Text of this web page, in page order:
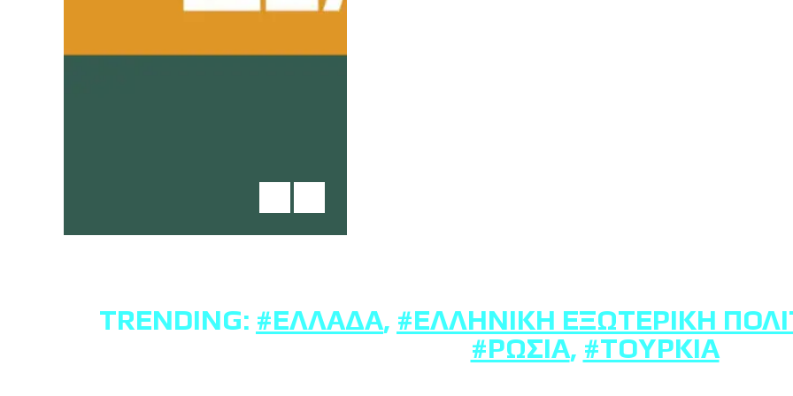
TRENDING: #ΕΛΛΆΔΑ, #ΕΛΛΗΝΙΚΉ ΕΞΩΤΕΡΙΚΉ
#ΡΩΣΊΑ, #ΤΟΥΡΚΊΑ